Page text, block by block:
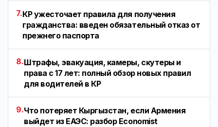
7.КР ужесточает правила для получения
гражданства: введен обязательный отказ от
прежнего паспорта
8.Штрафы, эвакуация, камеры, скутеры и
права с 17 лет: полный обзор новых правил
для водителей в КР
9.Что потеряет Кыргызстан, если Армения
выйдет из ЕАЭС: разбор Economist